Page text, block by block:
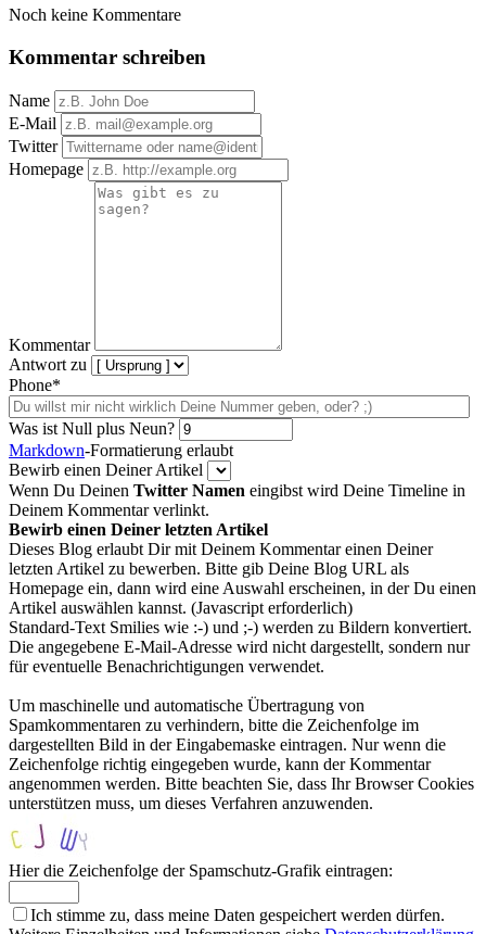
Noch keine Kommentare
Kommentar schreiben
Name
E-Mail
Twitter
Homepage
Kommentar
Antwort zu
Phone*
Was ist Null plus Neun?
Markdown-Formatierung erlaubt
Bewirb einen Deiner Artikel
Wenn Du Deinen Twitter Namen eingibst wird Deine Timeline in
Deinem Kommentar verlinkt.
Bewirb einen Deiner letzten Artikel
Dieses Blog erlaubt Dir mit Deinem Kommentar einen Deiner
letzten Artikel zu bewerben. Bitte gib Deine Blog URL als
Homepage ein, dann wird eine Auswahl erscheinen, in der Du einen
Artikel auswählen kannst. (Javascript erforderlich)
Standard-Text Smilies wie :-) und ;-) werden zu Bildern konvertiert.
Die angegebene E-Mail-Adresse wird nicht dargestellt, sondern nur
für eventuelle Benachrichtigungen verwendet.
Um maschinelle und automatische Übertragung von
Spamkommentaren zu verhindern, bitte die Zeichenfolge im
dargestellten Bild in der Eingabemaske eintragen. Nur wenn die
Zeichenfolge richtig eingegeben wurde, kann der Kommentar
angenommen werden. Bitte beachten Sie, dass Ihr Browser Cookies
unterstützen muss, um dieses Verfahren anzuwenden.
Hier die Zeichenfolge der Spamschutz-Grafik eintragen:
Ich stimme zu, dass meine Daten gespeichert werden dürfen.